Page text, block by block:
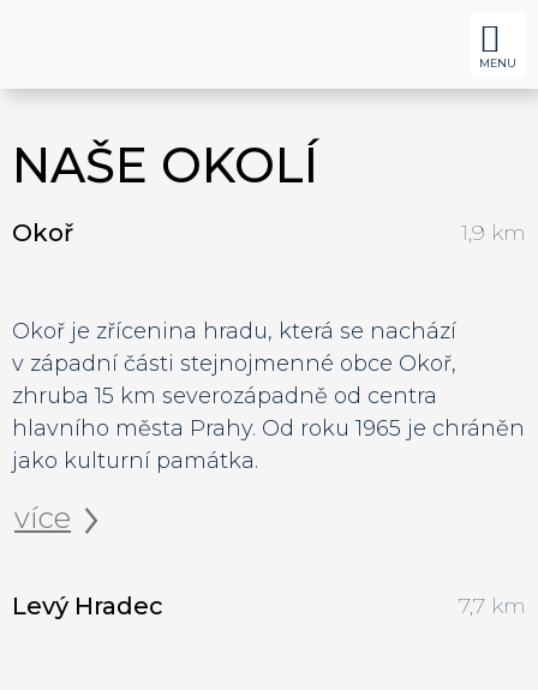
NAŠE OKOLÍ
Okoř 1,9 km
Okoř je zřícenina hradu, která se nachází
v západní části stejnojmenné obce Okoř,
zhruba 15 km severozápadně od centra
hlavního města Prahy. Od roku 1965 je chráněn
jako kulturní památka.
více
Levý Hradec 7,7 km